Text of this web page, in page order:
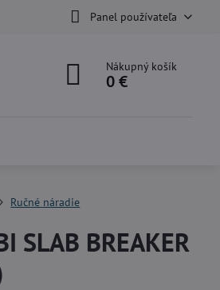
Panel používateľa
Nákupný košík
0 €
Ručné náradie
SLAB BREAKER